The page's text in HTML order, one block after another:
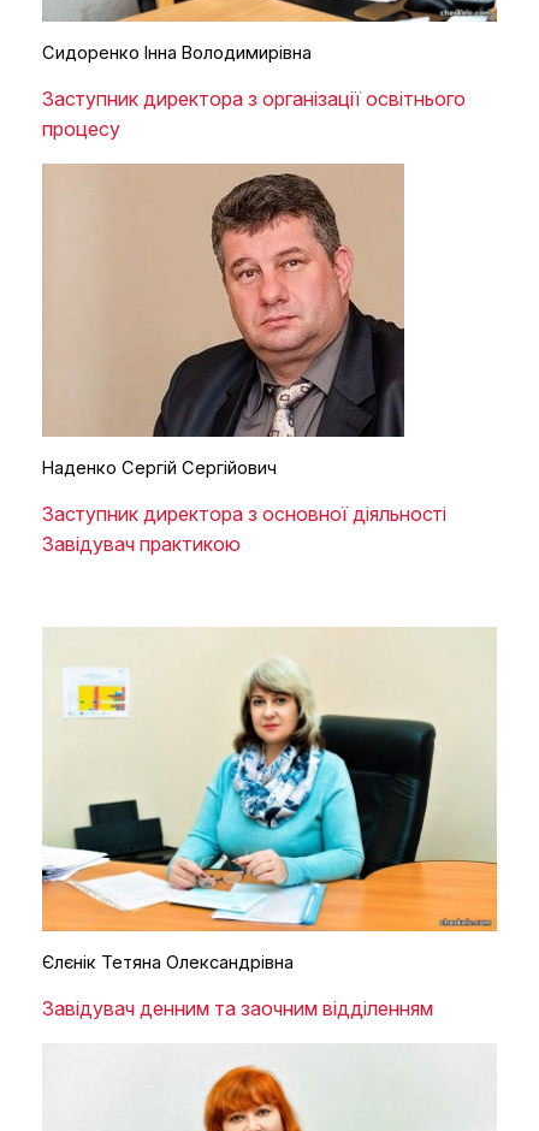
Сидоренко Інна Володимирівна
Заступник директора з організації освітнього
процесу
Наденко Сергій Сергійович
Заступник директора з основної діяльності
Завідувач практикою
Єлєнік Тетяна Олександрівна
Завідувач денним та заочним відділенням